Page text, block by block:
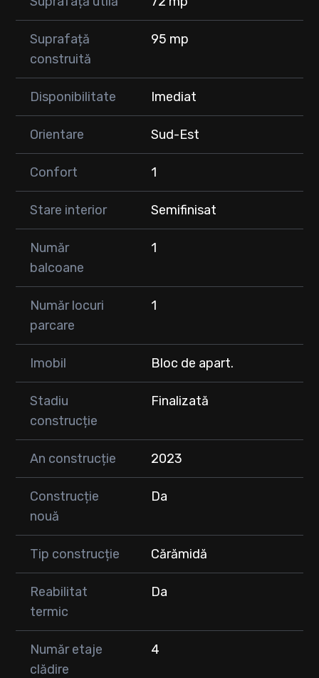
Suprafață
construită
95 mp
Disponibilitate Imediat
Orientare Sud-Est
Confort 1
Stare interior Semifinisat
Număr
balcoane
1
Număr locuri
parcare
1
Imobil Bloc de apart.
Stadiu
construcție
Finalizată
An construcție 2023
Construcție
nouă
Da
Tip construcție Cărămidă
Reabilitat
termic
Da
Număr etaje
clădire
4